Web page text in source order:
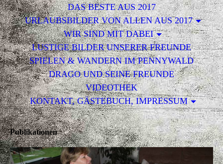
DAS BESTE AUS 2017
URLAUBSBILDER VON ALLEN AUS 2017
WIR SIND MIT DABEI
LUSTIGE BILDER UNSERER FREUNDE
SPIELEN & WANDERN IM PENNYWALD
DRAGO UND SEINE FREUNDE
VIDEOTHEK
KONTAKT, GÄSTEBUCH, IMPRESSUM
Publikationen